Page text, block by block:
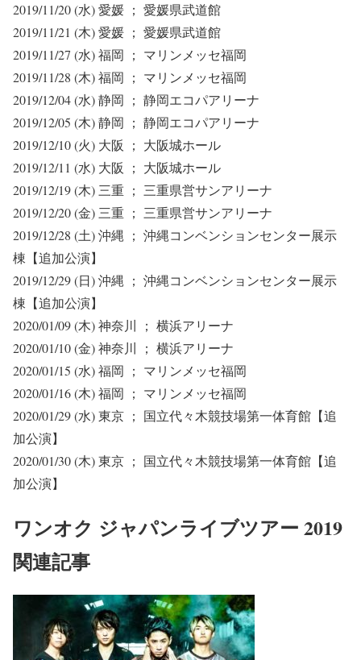
2019/11/20 (水) 愛媛 ； 愛媛県武道館
2019/11/21 (木) 愛媛 ； 愛媛県武道館
2019/11/27 (水) 福岡 ； マリンメッセ福岡
2019/11/28 (木) 福岡 ； マリンメッセ福岡
2019/12/04 (水) 静岡 ； 静岡エコパアリーナ
2019/12/05 (木) 静岡 ； 静岡エコパアリーナ
2019/12/10 (火) 大阪 ； 大阪城ホール
2019/12/11 (水) 大阪 ； 大阪城ホール
2019/12/19 (木) 三重 ； 三重県営サンアリーナ
2019/12/20 (金) 三重 ； 三重県営サンアリーナ
2019/12/28 (土) 沖縄 ； 沖縄コンベンションセンター展示
棟 【追加公演】
2019/12/29 (日) 沖縄 ； 沖縄コンベンションセンター展示
棟 【追加公演】
2020/01/09 (木) 神奈川 ； 横浜アリーナ
2020/01/10 (金) 神奈川 ； 横浜アリーナ
2020/01/15 (水) 福岡 ； マリンメッセ福岡
2020/01/16 (木) 福岡 ； マリンメッセ福岡
2020/01/29 (水) 東京 ； 国立代々木競技場第一体育館 【追
加公演】
2020/01/30 (木) 東京 ； 国立代々木競技場第一体育館 【追
加公演】
ワンオク ジャパンライブツアー 2019
関連記事